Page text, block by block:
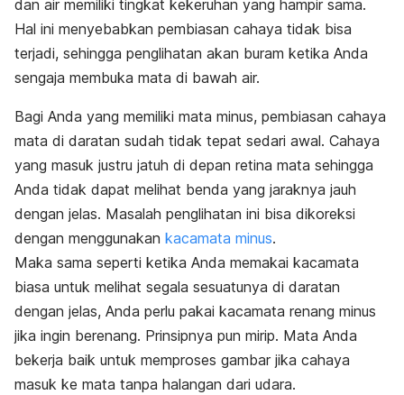
dan air memiliki tingkat kekeruhan yang hampir sama.
Hal ini menyebabkan pembiasan cahaya tidak bisa
terjadi, sehingga penglihatan akan buram ketika Anda
sengaja membuka mata di bawah air.
Bagi Anda yang memiliki mata minus, pembiasan cahaya
mata di daratan sudah tidak tepat sedari awal. Cahaya
yang masuk justru jatuh di depan retina mata sehingga
Anda tidak dapat melihat benda yang jaraknya jauh
dengan jelas. Masalah penglihatan ini bisa dikoreksi
dengan menggunakan kacamata minus.
Maka sama seperti ketika Anda memakai kacamata
biasa untuk melihat segala sesuatunya di daratan
dengan jelas, Anda perlu pakai kacamata renang minus
jika ingin berenang. Prinsipnya pun mirip. Mata Anda
bekerja baik untuk memproses gambar jika cahaya
masuk ke mata tanpa halangan dari udara.